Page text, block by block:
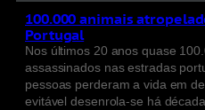
100.000 animais
Portugal
Nos últimos 20 anos quase
assassinados nas estradas
pessoas perderam a vida em
evitável desenrola-se há